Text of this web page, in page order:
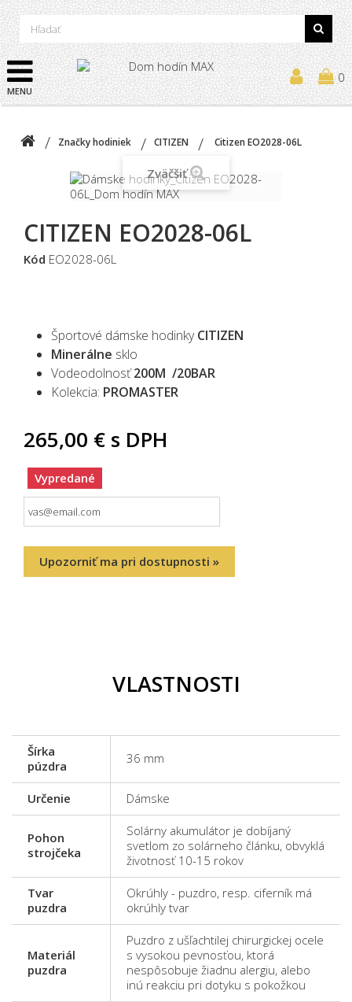
MENU
0
Značky hodiniek CITIZEN Citizen EO2028-06L
Zväčšiť
CITIZEN EO2028-06L
Kód EO2028-06L
Športové dámske hodinkyCITIZEN
Minerálne sklo
Vodeodolnosť200M /20BAR
Kolekcia: PROMASTER
265,00 € s DPH
Vypredané
Upozorniť ma pri dostupnosti »
VLASTNOSTI
Šírka
púzdra
36 mm
Určenie Dámske
Pohon
strojčeka
Solárny akumulátor je dobíjaný
svetlom zo solárneho článku, obvyklá
životnosť 10-15 rokov
Tvar
puzdra
Okrúhly - puzdro, resp. ciferník má
okrúhly tvar
Materiál
puzdra
Puzdro z ušľachtilej chirurgickej ocele
s vysokou pevnosťou, ktorá
nespôsobuje žiadnu alergiu, alebo
inú reakciu pri dotyku s pokožkou